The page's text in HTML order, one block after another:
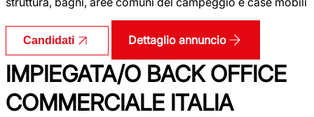
Candidati Dettaglio annuncio
IMPIEGATA/O BACK OFFICE
COMMERCIALE ITALIA